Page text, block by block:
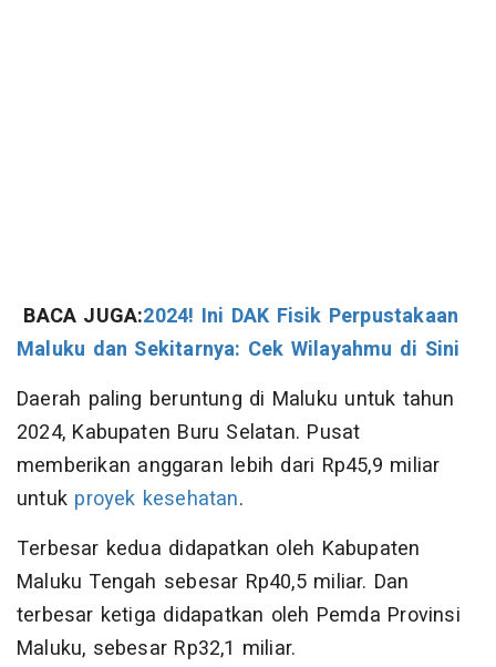
BACA JUGA:2024! Ini DAK Fisik Perpustakaan
Maluku dan Sekitarnya: Cek Wilayahmu di Sini
Daerah paling beruntung di Maluku untuk tahun
2024, Kabupaten Buru Selatan. Pusat
memberikan anggaran lebih dari Rp45,9 miliar
untuk proyek kesehatan.
Terbesar kedua didapatkan oleh Kabupaten
Maluku Tengah sebesar Rp40,5 miliar. Dan
terbesar ketiga didapatkan oleh Pemda Provinsi
Maluku, sebesar Rp32,1 miliar.